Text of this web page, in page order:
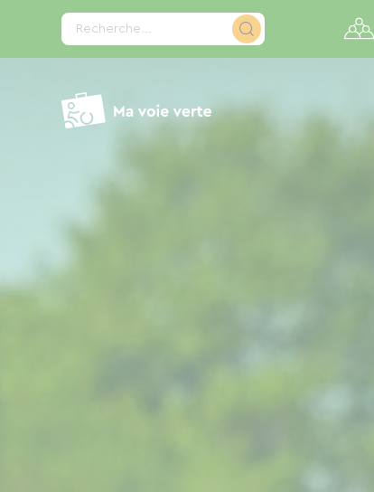
Recherche...
Panneau de gestion des cookies